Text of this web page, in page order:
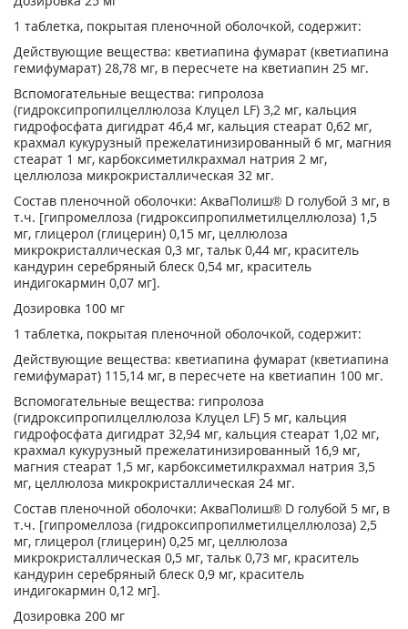
1 таблетка, покрытая пленочной оболочкой, содержит:
Действующие вещества: кветиапина фумарат (кветиапина
гемифумарат) 28,78 мг, в пересчете на кветиапин 25 мг.
Вспомогательные вещества: гипролоза
(гидроксипропилцеллюлоза Клуцел LF) 3,2 мг, кальция
гидрофосфата дигидрат 46,4 мг, кальция стеарат 0,62 мг,
крахмал кукурузный прежелатинизированный 6 мг, магния
стеарат 1 мг, карбоксиметилкрахмал натрия 2 мг,
целлюлоза микрокристаллическая 32 мг.
Состав пленочной оболочки: АкваПолиш® D голубой 3 мг, в
т.ч. [гипромеллоза (гидроксипропилметилцеллюлоза) 1,5
мг, глицерол (глицерин) 0,15 мг, целлюлоза
микрокристаллическая 0,3 мг, тальк 0,44 мг, краситель
кандурин серебряный блеск 0,54 мг, краситель
индигокармин 0,07 мг].
Дозировка 100 мг
1 таблетка, покрытая пленочной оболочкой, содержит:
Действующие вещества: кветиапина фумарат (кветиапина
гемифумарат) 115,14 мг, в пересчете на кветиапин 100 мг.
Вспомогательные вещества: гипролоза
(гидроксипропилцеллюлоза Клуцел LF) 5 мг, кальция
гидрофосфата дигидрат 32,94 мг, кальция стеарат 1,02 мг,
крахмал кукурузный прежелатинизированный 16,9 мг,
магния стеарат 1,5 мг, карбоксиметилкрахмал натрия 3,5
мг, целлюлоза микрокристаллическая 24 мг.
Состав пленочной оболочки: АкваПолиш® D голубой 5 мг, в
т.ч. [гипромеллоза (гидроксипропилметилцеллюлоза) 2,5
мг, глицерол (глицерин) 0,25 мг, целлюлоза
микрокристаллическая 0,5 мг, тальк 0,73 мг, краситель
кандурин серебряный блеск 0,9 мг, краситель
индигокармин 0,12 мг].
Дозировка 200 мг